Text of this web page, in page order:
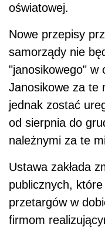
oświatowej.
Nowe przepisy
samorządy nie
"janosikowego" w
Janosikowe za te
jednak zostać
od sierpnia do
należnymi za te
Ustawa zakłada
publicznych,
przetargów w
firmom